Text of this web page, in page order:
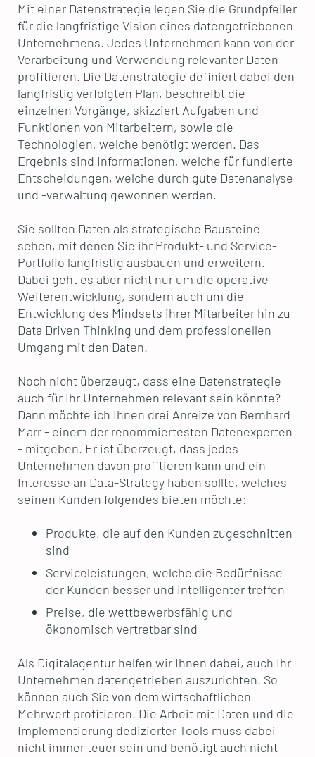
Mit einer Datenstrategie legen Sie die Grundpfeiler
für die langfristige Vision eines datengetriebenen
Unternehmens. Jedes Unternehmen kann von der
Verarbeitung und Verwendung relevanter Daten
profitieren. Die Datenstrategie definiert dabei den
langfristig verfolgten Plan, beschreibt die
einzelnen Vorgänge, skizziert Aufgaben und
Funktionen von Mitarbeitern, sowie die
Technologien, welche benötigt werden. Das
Ergebnis sind Informationen, welche für fundierte
Entscheidungen, welche durch gute Datenanalyse
und -verwaltung gewonnen werden.
Sie sollten Daten als strategische Bausteine
sehen, mit denen Sie ihr Produkt- und Service-
Portfolio langfristig ausbauen und erweitern.
Dabei geht es aber nicht nur um die operative
Weiterentwicklung, sondern auch um die
Entwicklung des Mindsets ihrer Mitarbeiter hin zu
Data Driven Thinking und dem professionellen
Umgang mit den Daten.
Noch nicht überzeugt, dass eine Datenstrategie
auch für Ihr Unternehmen relevant sein könnte?
Dann möchte ich Ihnen drei Anreize von Bernhard
Marr - einem der renommiertesten Datenexperten
- mitgeben. Er ist überzeugt, dass jedes
Unternehmen davon profitieren kann und ein
Interesse an Data-Strategy haben sollte, welches
seinen Kunden folgendes bieten möchte:
Produkte, die auf den Kunden zugeschnitten
sind
Serviceleistungen, welche die Bedürfnisse
der Kunden besser und intelligenter treffen
Preise, die wettbewerbsfähig und
ökonomisch vertretbar sind
Als Digitalagentur helfen wir Ihnen dabei, auch Ihr
Unternehmen datengetrieben auszurichten. So
können auch Sie von dem wirtschaftlichen
Mehrwert profitieren. Die Arbeit mit Daten und die
Implementierung dedizierter Tools muss dabei
nicht immer teuer sein und benötigt auch nicht